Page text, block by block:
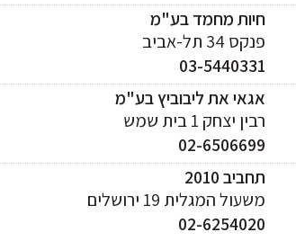
חיות מחמד בע"מ
פנקס 34 תל-אביב
03-5440331
אגאי את ליבוביץ בע"מ
רבין יצחק 1 בית שמש
02-6506699
תחביב 2010
משעול המגלית 19 ירושלים
02-6254020